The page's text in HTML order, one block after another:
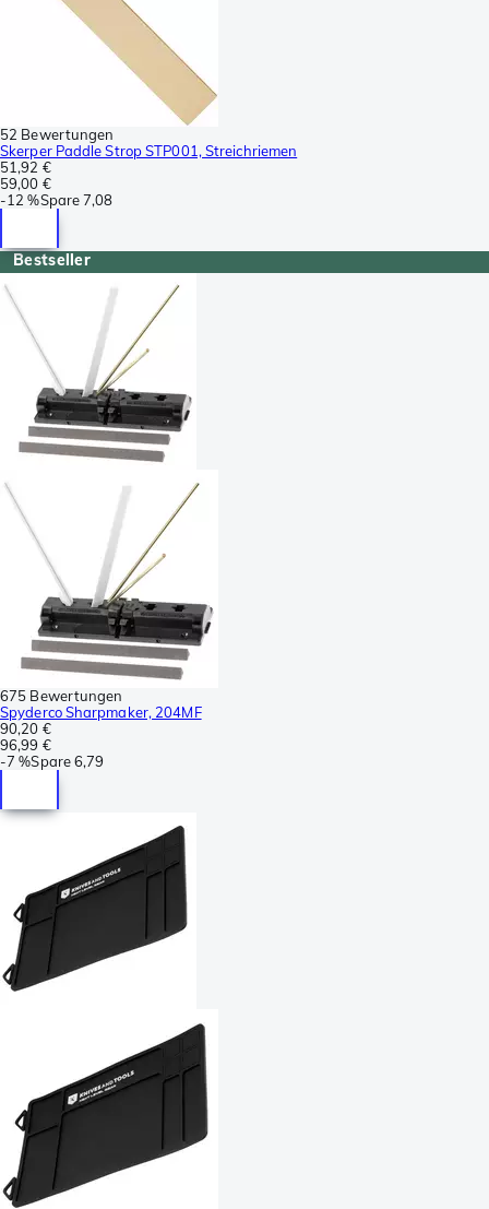
52 Bewertungen
Skerper Paddle Strop STP001, Streichriemen
51,92 €
59,00 €
-12 %Spare7,08
Bestseller
675 Bewertungen
Spyderco Sharpmaker, 204MF
90,20 €
96,99 €
-7 %Spare6,79